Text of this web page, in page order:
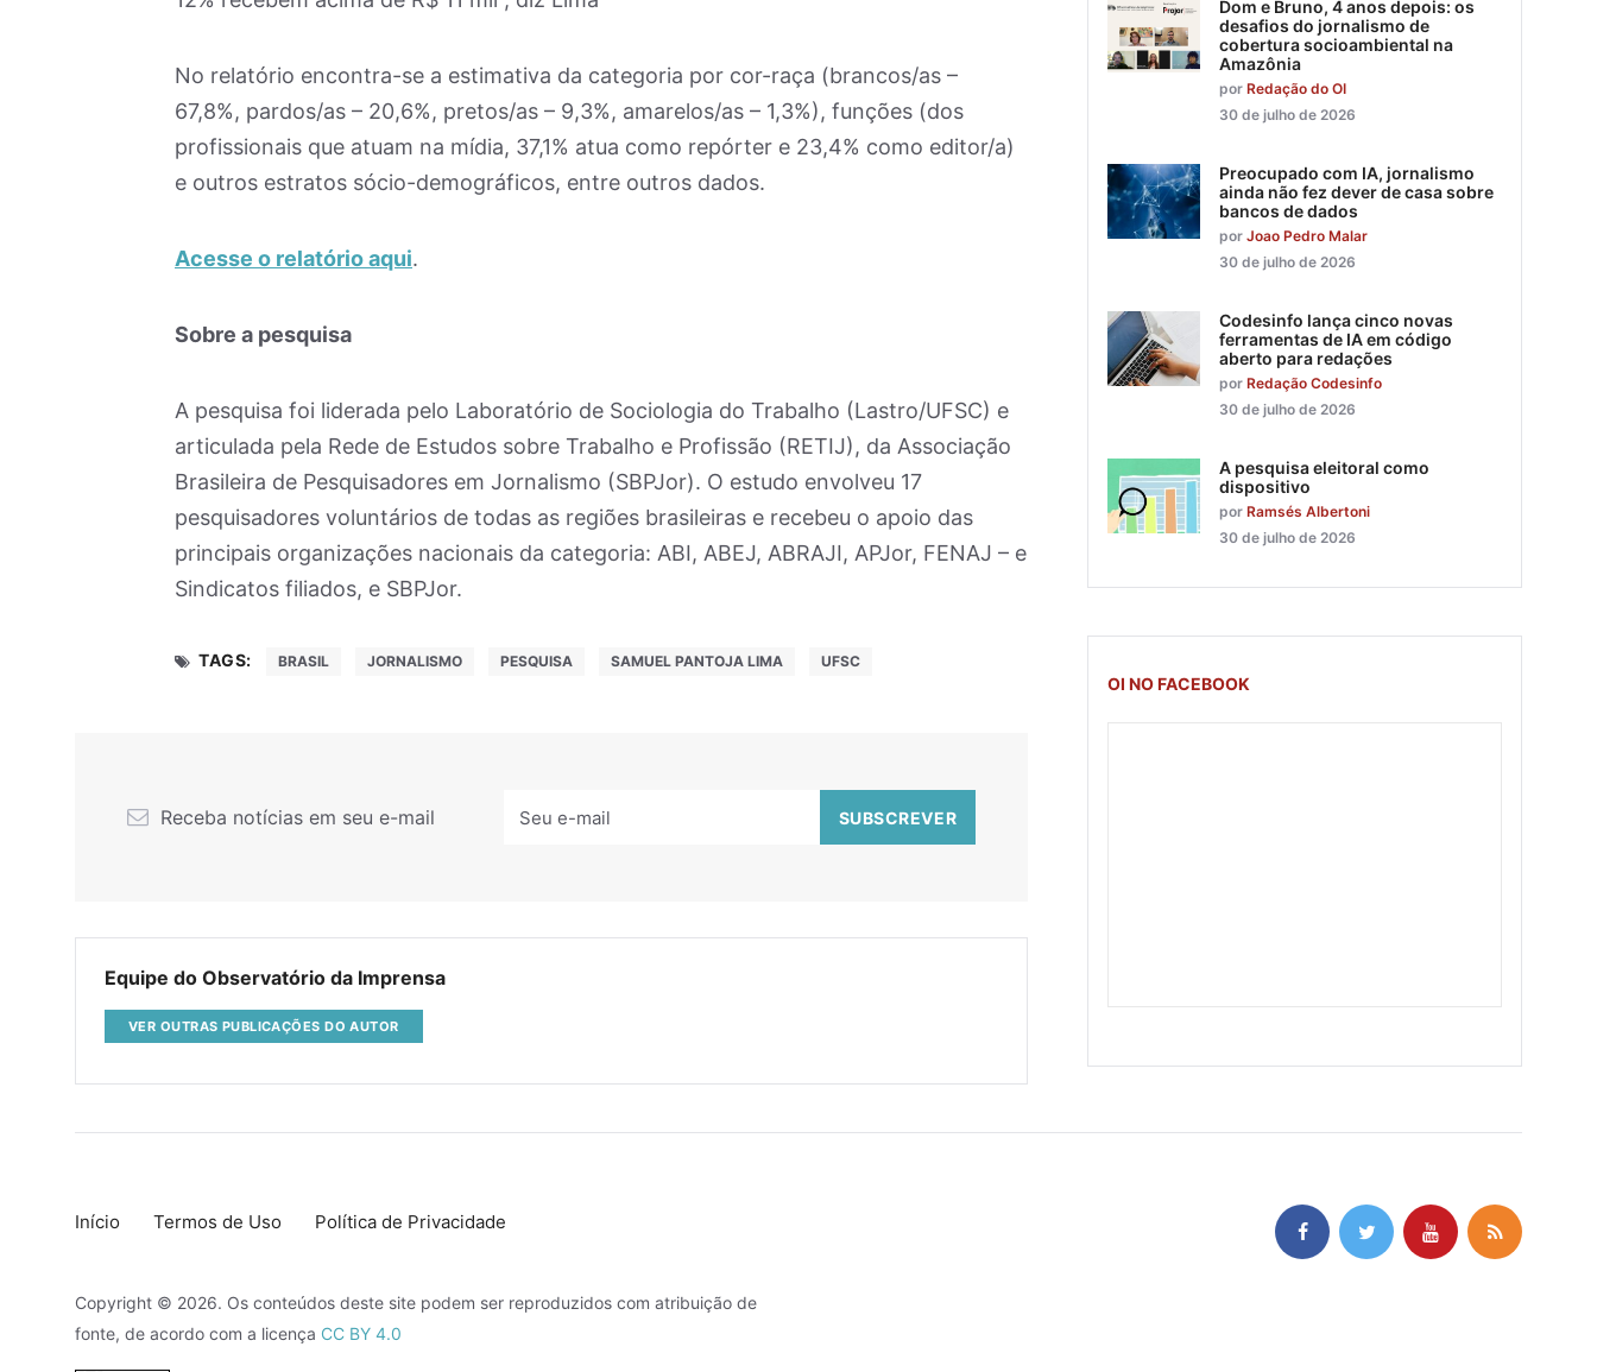
No relatório encontra-se a estimativa da categoria por cor-raça (brancos/as –
67,8%, pardos/as – 20,6%, pretos/as – 9,3%, amarelos/as – 1,3%), funções (dos
profissionais que atuam na mídia, 37,1% atua como repórter e 23,4% como editor/a)
e outros estratos sócio-demográficos, entre outros dados.
Acesse o relatório aqui.
Sobre a pesquisa
A pesquisa foi liderada pelo Laboratório de Sociologia do Trabalho (Lastro/UFSC) e
articulada pela Rede de Estudos sobre Trabalho e Profissão (RETIJ), da Associação
Brasileira de Pesquisadores em Jornalismo (SBPJor). O estudo envolveu 17
pesquisadores voluntários de todas as regiões brasileiras e recebeu o apoio das
principais organizações nacionais da categoria: ABI, ABEJ, ABRAJI, APJor, FENAJ – e
Sindicatos filiados, e SBPJor.
TAGS: BRASIL JORNALISMO PESQUISA SAMUEL PANTOJA LIMA UFSC
Receba notícias em seu e-mail
Equipe do Observatório da Imprensa
VER OUTRAS PUBLICAÇÕES DO AUTOR
Dom e Bruno, 4 anos depois: os
desafios do jornalismo de
cobertura socioambiental na
Amazônia
por Redação do OI
30 de julho de 2026
Preocupado com IA, jornalismo
ainda não fez dever de casa sobre
bancos de dados
por Joao Pedro Malar
30 de julho de 2026
Codesinfo lança cinco novas
ferramentas de IA em código
aberto para redações
por Redação Codesinfo
30 de julho de 2026
A pesquisa eleitoral como
dispositivo
por Ramsés Albertoni
30 de julho de 2026
OI NO FACEBOOK
Início Termos de Uso Política de Privacidade
Copyright © 2026. Os conteúdos deste site podem ser reproduzidos com atribuição de
fonte, de acordo com a licença CC BY 4.0